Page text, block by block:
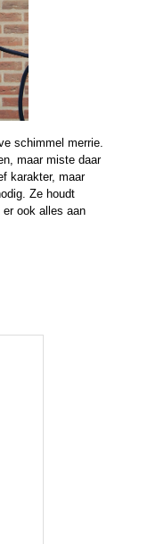
schimmel merrie.
maar miste daar
karakter, maar
Ze houdt
ook alles aan